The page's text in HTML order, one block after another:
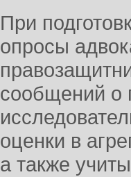
При
опросы
сообщений о
оценки в
а также